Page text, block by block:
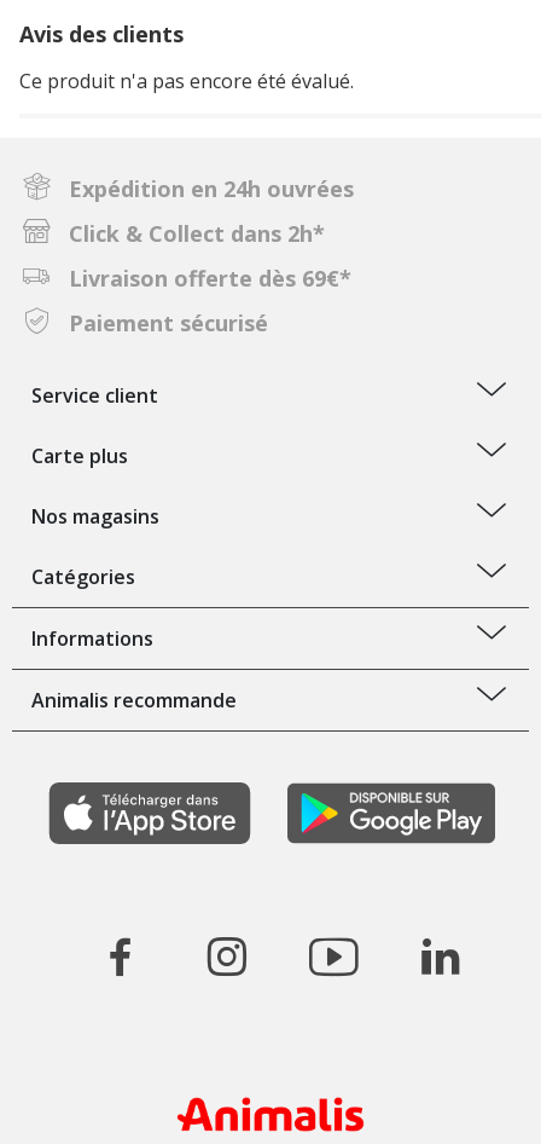
Avis des clients
Ce produit n'a pas encore été évalué.
Expédition en 24h ouvrées
Click & Collect dans 2h*
Livraison offerte dès 69€*
Paiement sécurisé
Service client
Carte plus
Nos magasins
Catégories
Informations
Animalis recommande